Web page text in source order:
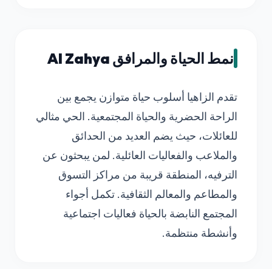
نمط الحياة والمرافق Al Zahya
تقدم الزاهيا أسلوب حياة متوازن يجمع بين
الراحة الحضرية والحياة المجتمعية. الحي مثالي
للعائلات، حيث يضم العديد من الحدائق
والملاعب والفعاليات العائلية. لمن يبحثون عن
الترفيه، المنطقة قريبة من مراكز التسوق
والمطاعم والمعالم الثقافية. تكمل أجواء
المجتمع النابضة بالحياة فعاليات اجتماعية
وأنشطة منتظمة.